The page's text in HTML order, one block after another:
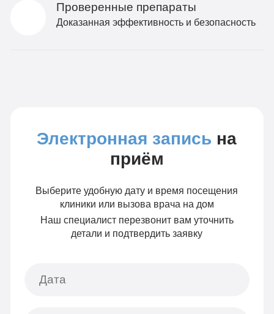
Проверенные препараты
Доказанная эффективность и безопасность
Электронная запись на
приём
Выберите удобную дату и время посещения
клиники или вызова врача на дом
Наш специалист перезвонит вам уточнить
детали и подтвердить заявку